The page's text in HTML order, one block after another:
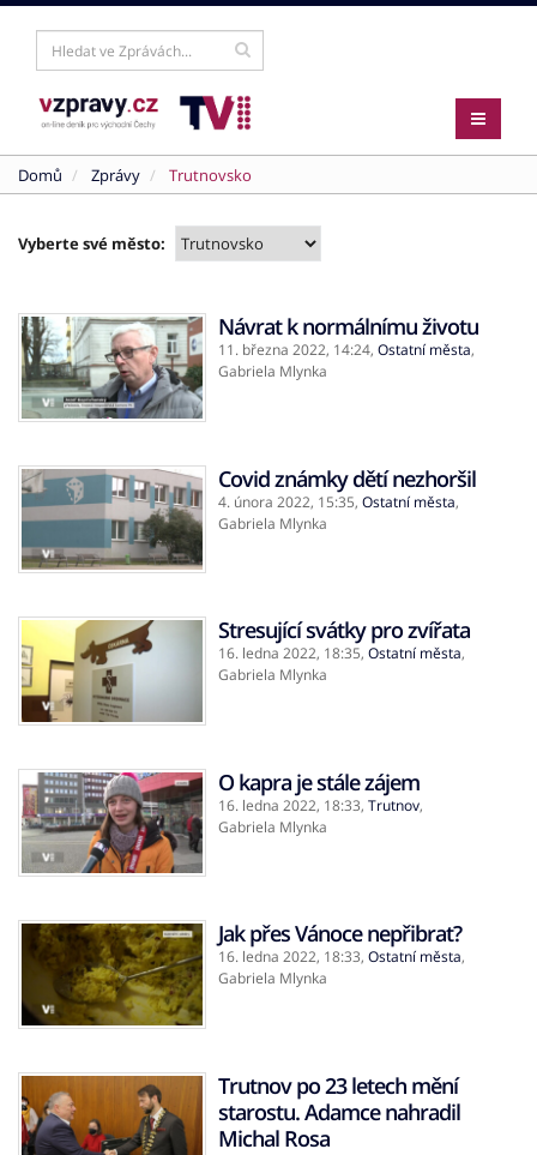
Domů Zprávy Trutnovsko
Vyberte své město:
Návrat k normálnímu životu
11. března 2022, 14:24, Ostatní města,
Gabriela Mlynka
Covid známky dětí nezhoršil
4. února 2022, 15:35, Ostatní města,
Gabriela Mlynka
Stresující svátky pro zvířata
16. ledna 2022, 18:35, Ostatní města,
Gabriela Mlynka
O kapra je stále zájem
16. ledna 2022, 18:33, Trutnov,
Gabriela Mlynka
Jak přes Vánoce nepřibrat?
16. ledna 2022, 18:33, Ostatní města,
Gabriela Mlynka
Trutnov po 23 letech mění
starostu. Adamce nahradil
Michal Rosa